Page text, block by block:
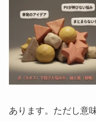
あります。ただし意